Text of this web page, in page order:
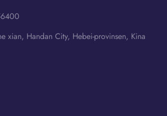
xian, Handan City, Hebei-provinsen, Kina